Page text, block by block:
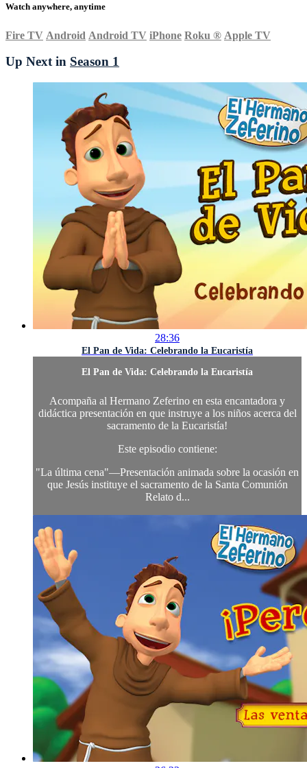
Watch anywhere, anytime
Fire TV Android Android TV iPhone Roku ® Apple TV
Up Next in Season 1
28:36
El Pan de Vida: Celebrando la Eucaristía
El Pan de Vida: Celebrando la Eucaristía
Acompaña al Hermano Zeferino en esta encantadora y
didáctica presentación en que instruye a los niños acerca del
sacramento de la Eucaristía!
Este episodio contiene:
"La última cena"—Presentación animada sobre la ocasión en
que Jesús instituye el sacramento de la Santa Comunión
Relato d...